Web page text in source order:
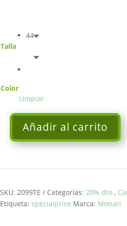
Talla
44
Color
Limpiar
Camiseta
manga
MONARI
cantidad
Añadir al carrito
SKU: 2099TE Categorías: 20% dto.,
Etiqueta: specialprice Marca: Monari